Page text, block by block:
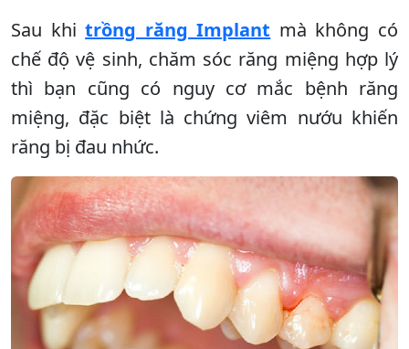
Sau khitrồng răng Implant mà không có
chế độ vệ sinh, chăm sóc răng miệng hợp lý
thì bạn cũng có nguy cơ mắc bệnh răng
miệng, đặc biệt là chứng viêm nướu khiến
răng bị đau nhức.